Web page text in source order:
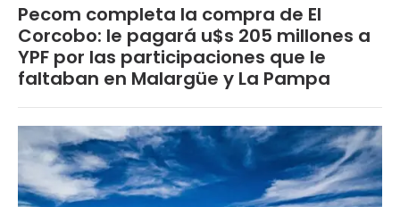
Pecom completa la compra de El
Corcobo: le pagará u$s 205 millones a
YPF por las participaciones que le
faltaban en Malargüe y La Pampa